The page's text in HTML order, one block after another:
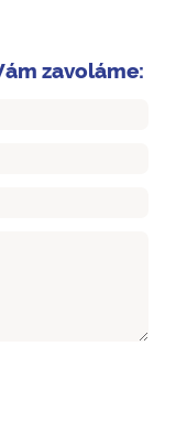
zavoláme: